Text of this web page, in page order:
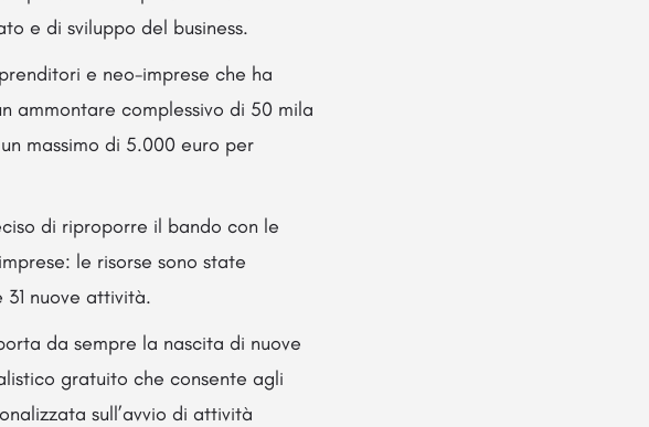
e di sviluppo del business.
e neo-imprese che ha
ammontare complessivo di 50 mila
massimo di 5.000 euro per
di riproporre il bando con le
le risorse sono state
nuove attività.
da sempre la nascita di nuove
gratuito che consente agli
sull’avvio di attività